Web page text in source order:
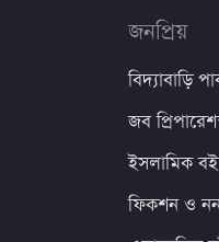
রবীন্দ্রনাথ
জনপ্রিয়
বিদ্যাবাড়ি
জব
ইসলামিক বই
ফিকশন ও